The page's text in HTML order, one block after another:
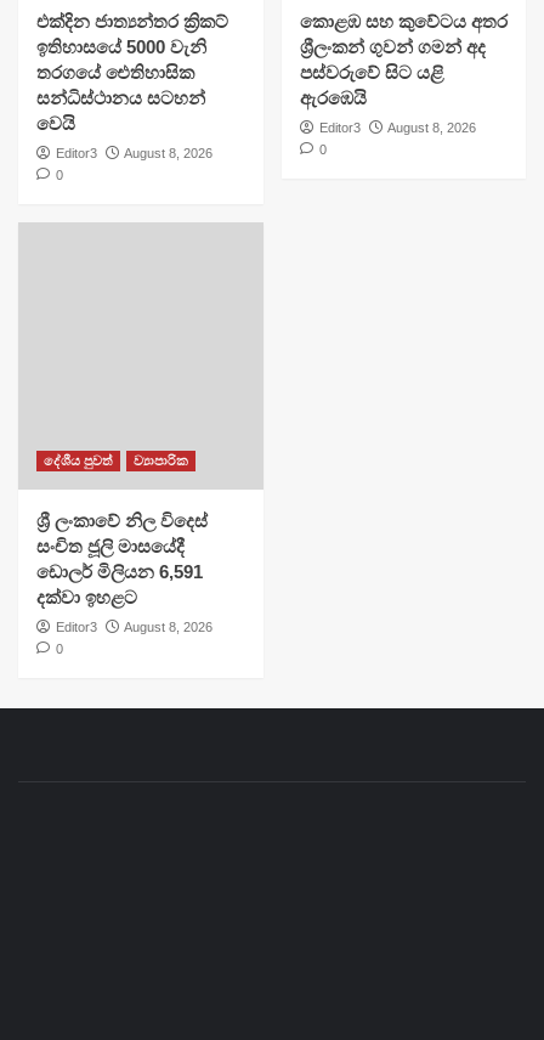
එක්දින ජාත්‍යන්තර ක්‍රිකට්
ඉතිහාසයේ 5000 වැනි
තරගයේ ඓතිහාසික
සන්ධිස්ථානය සටහන්
වෙයි
Editor3
August 8, 2026
0
​කොළඹ සහ කුවේටය අතර
ශ්‍රීලංකන් ගුවන් ගමන් අද
පස්වරුවේ සිට යළි
ඇරඹෙයි
Editor3
August 8, 2026
0
දේශීය පුවත් ව්‍යාපාරික
ශ්‍රී ලංකාවේ නිල විදෙස්
සංචිත ජූලි මාසයේදී
ඩොලර් මිලියන 6,591
දක්වා ඉහළට
Editor3
August 8, 2026
0